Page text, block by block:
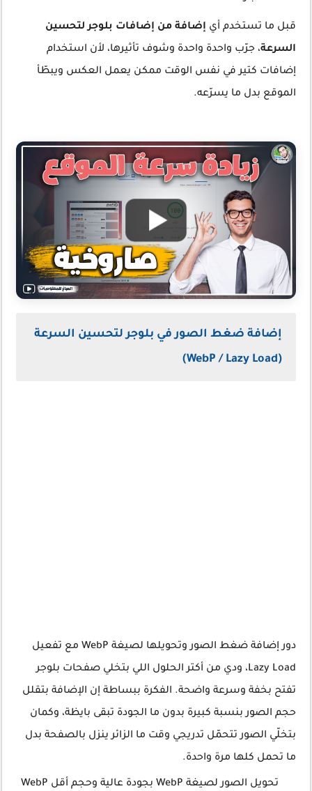
قبل ما تستخدم أي إضافة من إضافات بلوجر لتحسين
السرعة، جرّب واحدة واحدة وشوف تأثيرها، لأن استخدام
إضافات كتير في نفس الوقت ممكن يعمل العكس ويبطّأ
الموقع بدل ما يسرّعه.
إضافة ضغط الصور في بلوجر لتحسين السرعة
(WebP / Lazy Load)
دور إضافة ضغط الصور وتحويلها لصيغة WebP مع تفعيل
Lazy Load، ودي من أكتر الحلول اللي بتخلي صفحات بلوجر
تفتح بخفة وسرعة واضحة. الفكرة ببساطة إن الإضافة بتقلل
حجم الصور بنسبة كبيرة بدون ما الجودة تبقى بايظة، وكمان
بتخلّي الصور تتحمّل تدريجي وقت ما الزائر ينزل بالصفحة بدل
ما تحمل كلها مرة واحدة.
تحويل الصور لصيغة WebP بجودة عالية وحجم أقل WebP